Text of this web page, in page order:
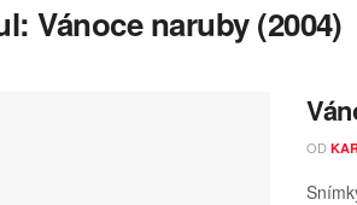
Vánoce naruby (2004)
OD